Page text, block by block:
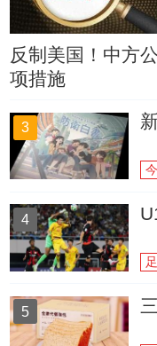
反制美国！中方
项措施
3
4
5